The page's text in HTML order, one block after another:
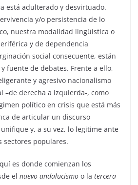
está adulterado y desvirtuado.
y/o persistencia de lo
nuestra modalidad lingüística o
y de dependencia
social consecuente, están
fuente de debates. Frente a ello,
y agresivo nacionalismo
–de derecha a izquierda-, como
político en crisis que está más
de articular un discurso
y, a su vez, lo legitime ante
sectores populares.
es donde comienzan los
el nuevo andalucismo o la tercera